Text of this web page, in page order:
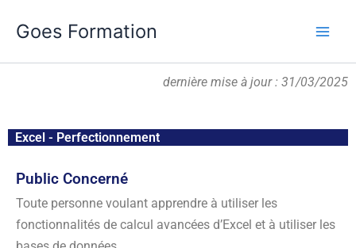
Goes Formation
dernière mise à jour : 31/03/2025
Excel - Perfectionnement
Public Concerné
Toute personne voulant apprendre à utiliser les
fonctionnalités de calcul avancées d’Excel et à utiliser les